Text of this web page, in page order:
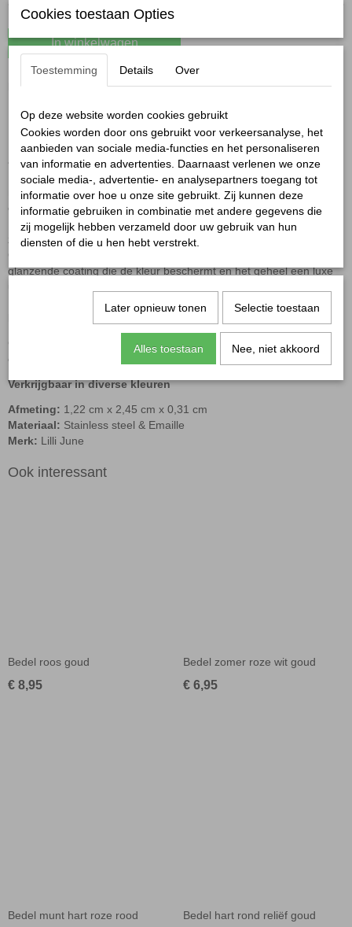
In winkelwagen
Bedel madelief roze
Ben jij een liefhebber van bloemen?
Dan mag dezeBedel madelief rozeniet ontbreken aan jouw DIY
armband of ketting!
De ronde bedel heeft een zachte roze achtergrond met in het
midden een goudkleurige madelief die iets verhoogd ligt, alsof hij
echt uit je sieraad bloeit.
De rand van de bedel is versierd met fijne, goudkleurige stipjes die
zorgen voor een elegante afwerking.
glanzende coating die de kleur beschermt en het geheel een luxe
Met het handige karabijnslotje klik je deze bedel moeiteloos aan je
Combineer met andere bloemige of kleurrijke bedels uit onze
collectie en stel jouw eigen bloemensieraad samen!
Verkrijgbaar in diverse kleuren
Afmeting: 1,22 cm x 2,45 cm x 0,31 cm
Materiaal: Stainless steel & Emaille
Merk: Lilli June
Ook interessant
Bedel roos goud
€ 8,95
Bedel zomer roze wit goud
€ 6,95
Bedel munt hart roze rood Bedel hart rond reliëf goud
Cookies toestaan Opties
Toestemming Details Over
Op deze website worden cookies gebruikt
Cookies worden door ons gebruikt voor verkeersanalyse, het
aanbieden van sociale media-functies en het personaliseren
van informatie en advertenties. Daarnaast verlenen we onze
sociale media-, advertentie- en analysepartners toegang tot
informatie over hoe u onze site gebruikt. Zij kunnen deze
informatie gebruiken in combinatie met andere gegevens die
zij mogelijk hebben verzameld door uw gebruik van hun
diensten of die u hen hebt verstrekt.
Later opnieuw tonen Selectie toestaan
Alles toestaan Nee, niet akkoord